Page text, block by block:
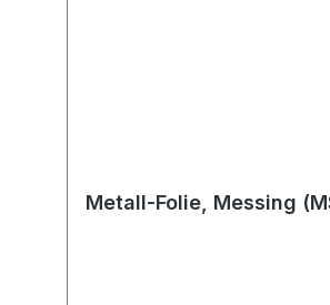
Metall-Folie, Messing